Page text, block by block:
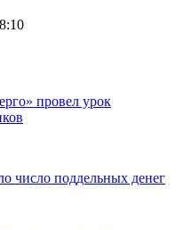
провел урок
число поддельных денег